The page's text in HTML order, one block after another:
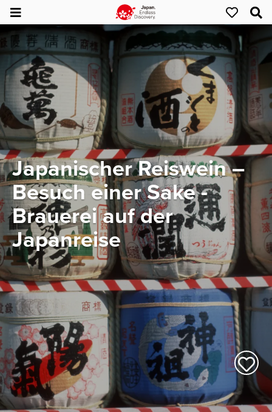
Japanischer Reiswein –
Besuch einer Sake -
Brauerei auf der
Japanreise